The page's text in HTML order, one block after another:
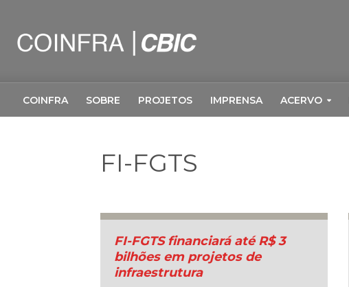
COINFRA SOBRE PROJETOS IMPRENSA ACERVO
FI-FGTS
FI-FGTS financiará até R$ 3
bilhões em projetos de
infraestrutura